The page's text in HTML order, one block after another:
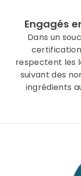
Engagés
Dans un
respectent les
suivant des
ingrédients